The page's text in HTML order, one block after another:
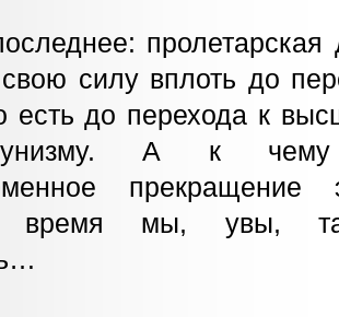
пролетарская
силу вплоть до
есть до перехода к
А к чему
время мы, увы,